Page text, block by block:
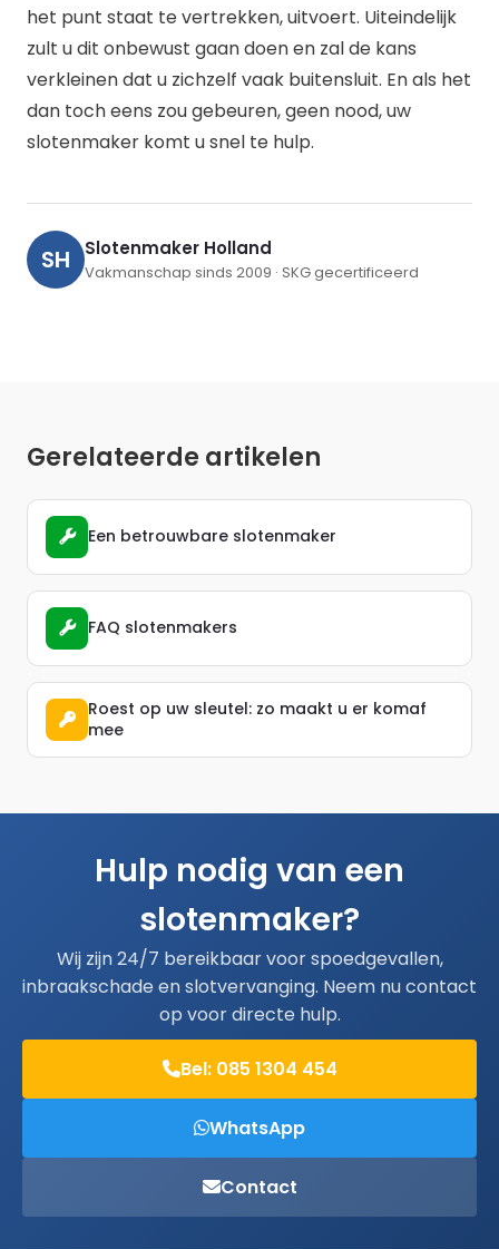
het punt staat te vertrekken, uitvoert. Uiteindelijk
zult u dit onbewust gaan doen en zal de kans
verkleinen dat u zichzelf vaak buitensluit. En als het
dan toch eens zou gebeuren, geen nood, uw
slotenmaker komt u snel te hulp.
SH Slotenmaker Holland
Vakmanschap sinds 2009 · SKG gecertificeerd
Gerelateerde artikelen
Een betrouwbare slotenmaker
FAQ slotenmakers
Roest op uw sleutel: zo maakt u er komaf
mee
Hulp nodig van een
slotenmaker?
Wij zijn 24/7 bereikbaar voor spoedgevallen,
inbraakschade en slotvervanging. Neem nu contact
op voor directe hulp.
Bel: 085 1304 454
WhatsApp
Contact